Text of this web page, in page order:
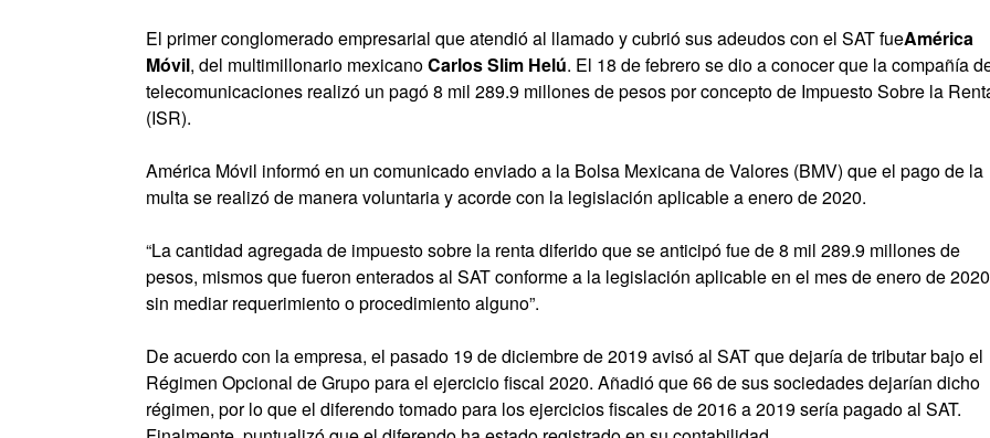
El primer conglomerado empresarial que atendió al llamado y cubrió sus adeudos con el SAT fueAmérica
Móvil, del multimillonario mexicanoCarlos Slim Helú. El 18 de febrero se dio a conocer que la compañía
telecomunicaciones realizó un pagó 8 mil 289.9 millones de pesos por concepto de Impuesto Sobre la
(ISR).
América Móvil informó en un comunicado enviado a la Bolsa Mexicana de Valores (BMV) que el pago de la
multa se realizó de manera voluntaria y acorde con la legislación aplicable a enero de 2020.
“La cantidad agregada de impuesto sobre la renta diferido que se anticipó fue de 8 mil 289.9 millones de
pesos, mismos que fueron enterados al SAT conforme a la legislación aplicable en el mes de enero de
sin mediar requerimiento o procedimiento alguno”.
De acuerdo con la empresa, el pasado 19 de diciembre de 2019 avisó al SAT que dejaría de tributar bajo el
Régimen Opcional de Grupo para el ejercicio fiscal 2020. Añadió que 66 de sus sociedades dejarían dicho
régimen, por lo que el diferendo tomado para los ejercicios fiscales de 2016 a 2019 sería pagado al SAT.